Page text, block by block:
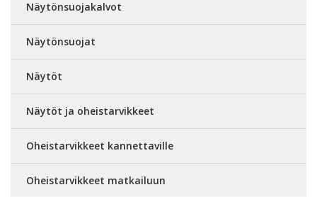
Näytönsuojakalvot
Näytönsuojat
Näytöt
Näytöt ja oheistarvikkeet
Oheistarvikkeet kannettaville
Oheistarvikkeet matkailuun